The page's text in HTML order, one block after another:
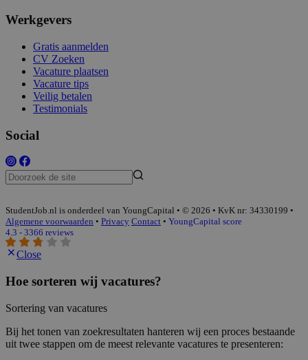
Werkgevers
Gratis aanmelden
CV Zoeken
Vacature plaatsen
Vacature tips
Veilig betalen
Testimonials
Social
StudentJob.nl is onderdeel van YoungCapital • © 2026 • KvK nr: 34330199 •
Algemene voorwaarden • Privacy Contact • YoungCapital score
4.3 - 3366 reviews
Close
Hoe sorteren wij vacatures?
Sortering van vacatures
Bij het tonen van zoekresultaten hanteren wij een proces bestaande
uit twee stappen om de meest relevante vacatures te presenteren: